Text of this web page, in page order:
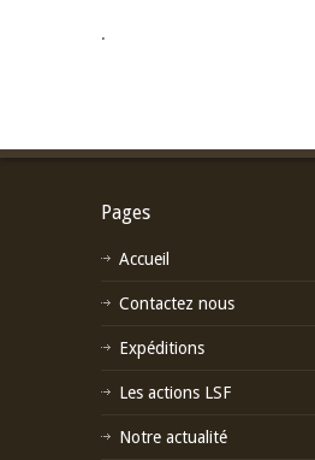
.
Pages
Accueil
Contactez nous
Expéditions
Les actions LSF
Notre actualité